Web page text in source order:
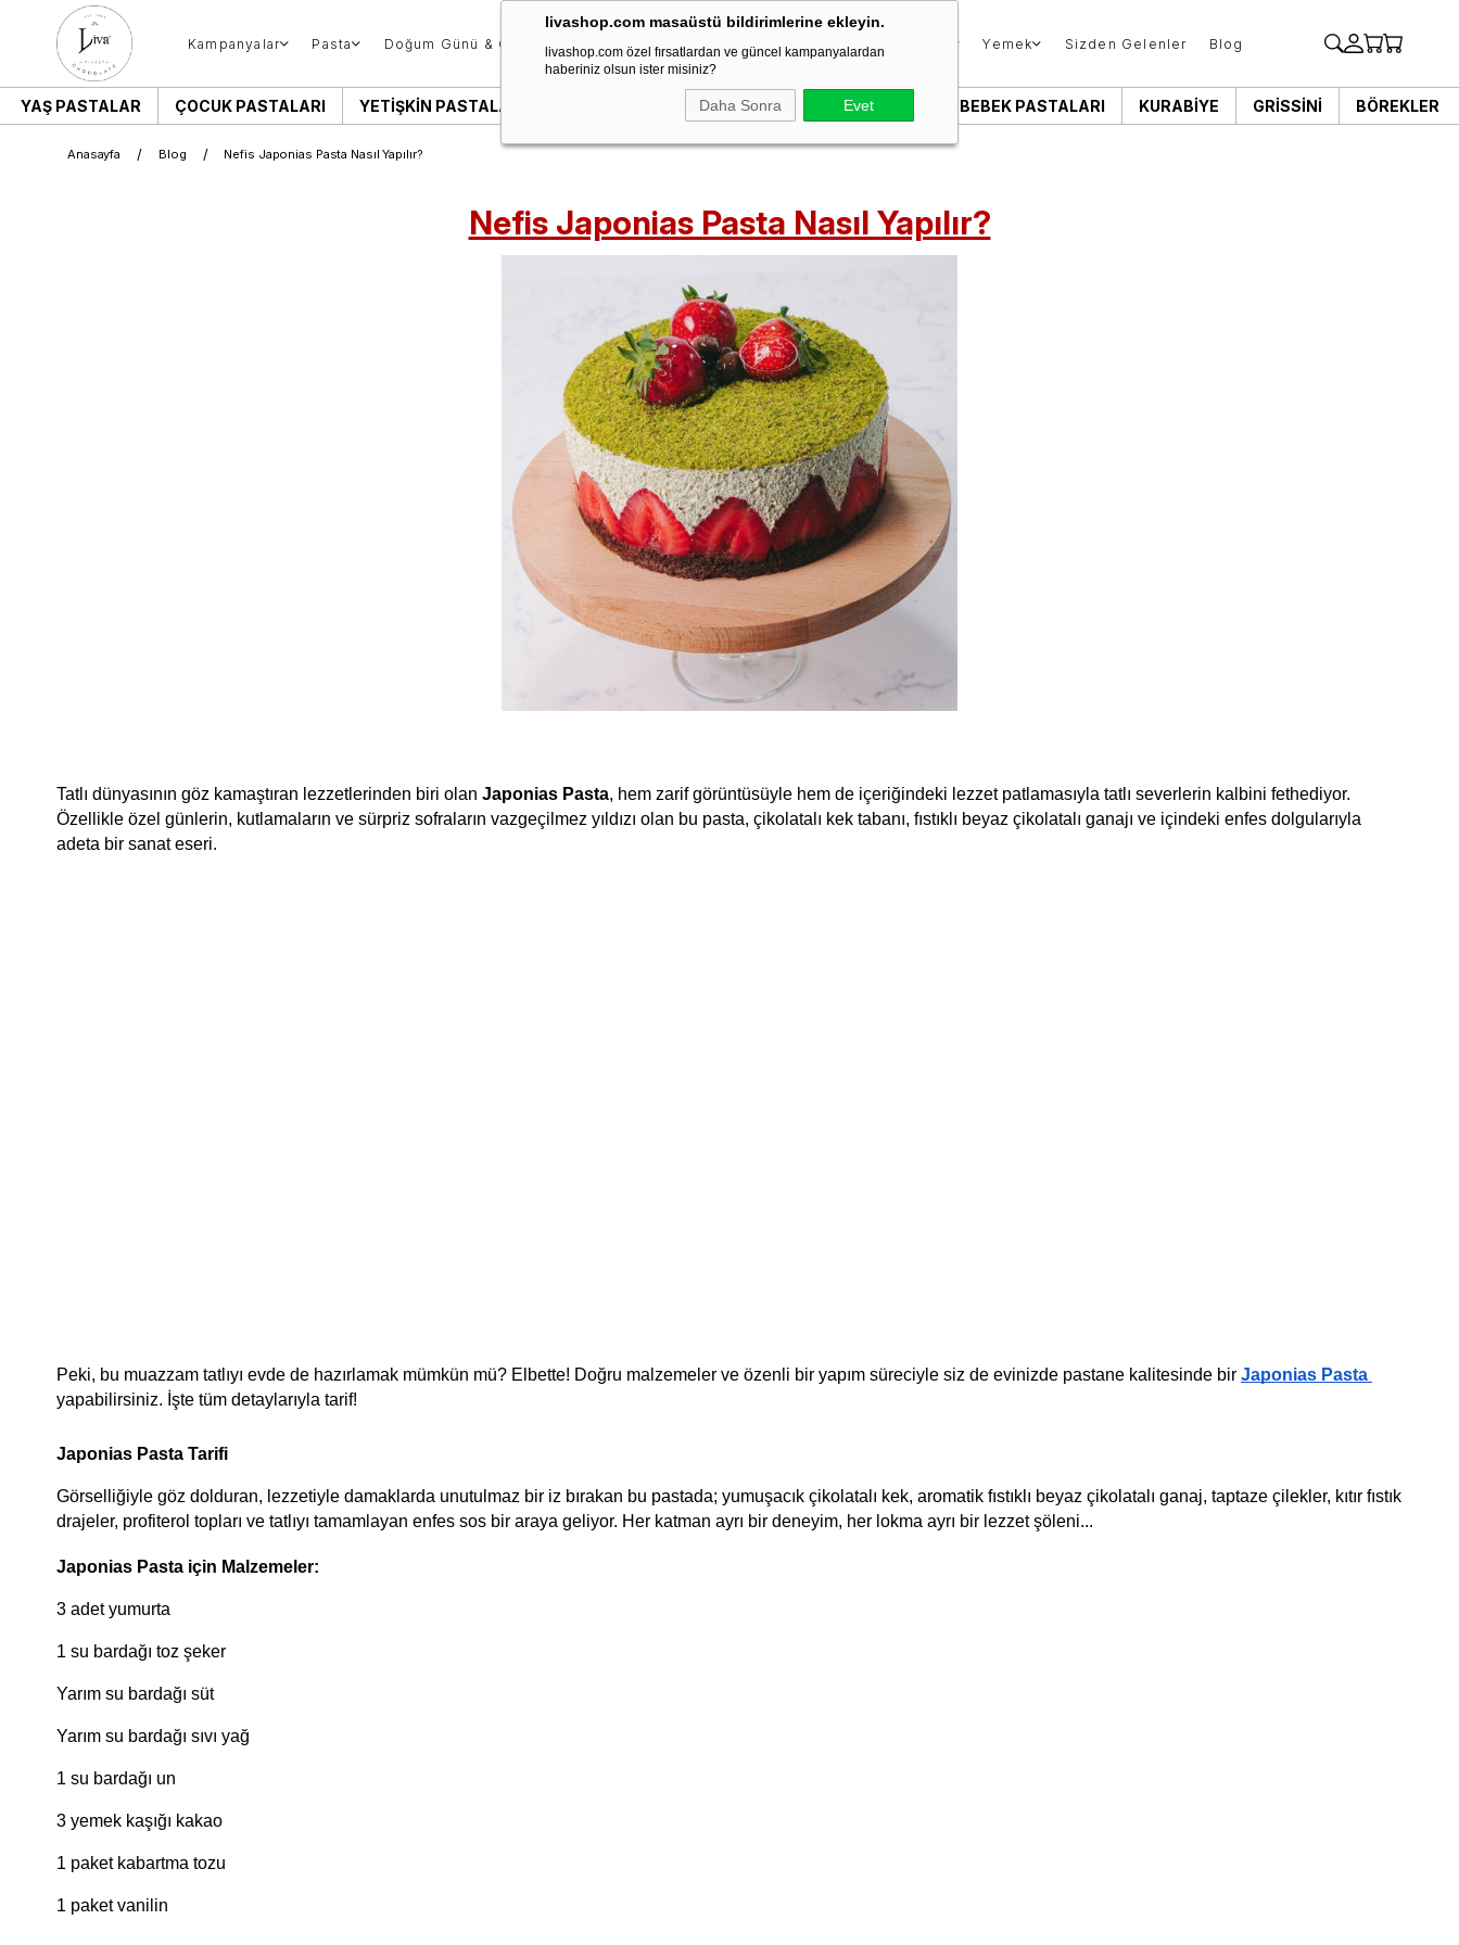
livashop.com masaüstü bildirimlerine ekleyin.
livashop.com özel fırsatlardan ve güncel kampanyalardan
haberiniz olsun ister misiniz?
Daha Sonra Evet
Kampanyalar Pasta Doğum Günü & Özel Gün Donut & Berliner Çikolata Tatlı & Kurabiye Yemek Sizden Gelenler Blog
YAŞ PASTALAR ÇOCUK PASTALARI YETIŞKIN PASTALARI SÖZ & NIŞAN PASTALARI BEBEK PASTALARI KURABIYE GRISSINI BÖREKLER
Anasayfa Blog Nefis Japonias Pasta Nasıl Yapılır?
Nefis Japonias Pasta Nasıl Yapılır?
Tatlı dünyasının göz kamaştıran lezzetlerinden biri olan Japonias Pasta, hem zarif görüntüsüyle hem de içeriğindeki lezzet patlamasıyla tatlı severlerin kalbini fethediyor.
Özellikle özel günlerin, kutlamaların ve sürpriz sofraların vazgeçilmez yıldızı olan bu pasta, çikolatalı kek tabanı, fıstıklı beyaz çikolatalı ganajı ve içindeki enfes dolgularıyla
adeta bir sanat eseri.
Peki, bu muazzam tatlıyı evde de hazırlamak mümkün mü? Elbette! Doğru malzemeler ve özenli bir yapım süreciyle siz de evinizde pastane kalitesinde bir Japonias Pasta
yapabilirsiniz. İşte tüm detaylarıyla tarif!
Japonias Pasta Tarifi
Görselliğiyle göz dolduran, lezzetiyle damaklarda unutulmaz bir iz bırakan bu pastada; yumuşacık çikolatalı kek, aromatik fıstıklı beyaz çikolatalı ganaj, taptaze çilekler, kıtır fıstık
drajeler, profiterol topları ve tatlıyı tamamlayan enfes sos bir araya geliyor. Her katman ayrı bir deneyim, her lokma ayrı bir lezzet şöleni...
Japonias Pasta için Malzemeler:
3 adet yumurta
1 su bardağı toz şeker
Yarım su bardağı süt
Yarım su bardağı sıvı yağ
1 su bardağı un
3 yemek kaşığı kakao
1 paket kabartma tozu
1 paket vanilin